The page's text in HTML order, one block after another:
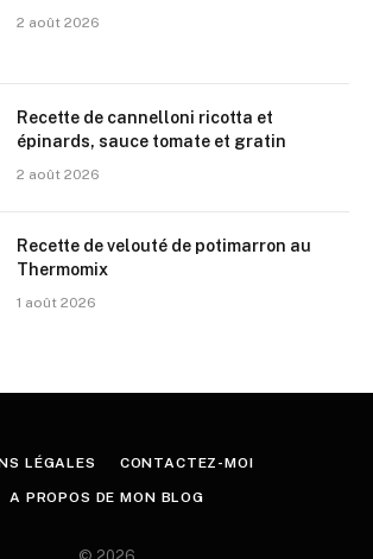
2 août 2026
Recette de cannelloni ricotta et
épinards, sauce tomate et gratin
2 août 2026
Recette de velouté de potimarron au
Thermomix
1 août 2026
LÉGALES CONTACTEZ-MOI
A PROPOS DE MON BLOG
© 2026